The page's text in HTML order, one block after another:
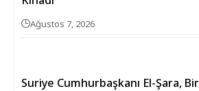
Ağustos 7, 2026
Suriye Cumhurbaşkanı El-Şara,